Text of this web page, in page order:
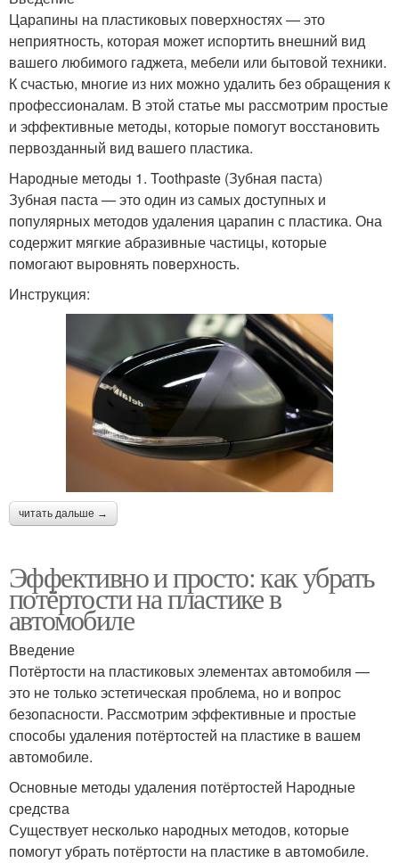
Царапины на пластиковых поверхностях — это
неприятность, которая может испортить внешний вид
вашего любимого гаджета, мебели или бытовой техники.
К счастью, многие из них можно удалить без обращения к
профессионалам. В этой статье мы рассмотрим простые
и эффективные методы, которые помогут восстановить
первозданный вид вашего пластика.
Народные методы 1. Toothpaste (Зубная паста)
Зубная паста — это один из самых доступных и
популярных методов удаления царапин с пластика. Она
содержит мягкие абразивные частицы, которые
помогают выровнять поверхность.
Инструкция:
читать дальше →
Эффективно и просто: как убрать
потёртости на пластике в
автомобиле
Введение
Потёртости на пластиковых элементах автомобиля —
это не только эстетическая проблема, но и вопрос
безопасности. Рассмотрим эффективные и простые
способы удаления потёртостей на пластике в вашем
автомобиле.
Основные методы удаления потёртостей Народные
средства
Существует несколько народных методов, которые
помогут убрать потёртости на пластике в автомобиле.